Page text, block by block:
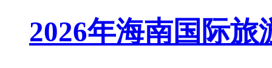
2026年海南国际